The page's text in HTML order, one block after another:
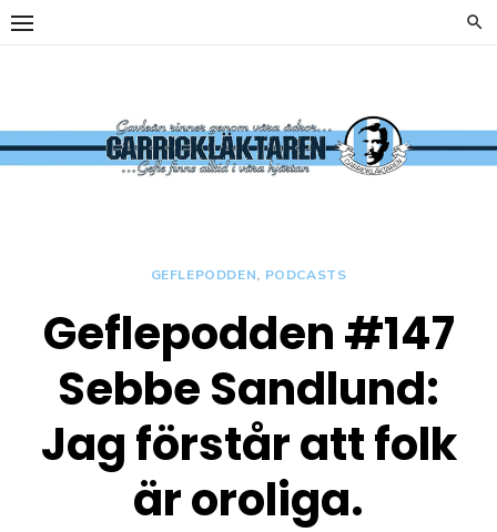
Hoppa
OFFICIELL
SUPPORTERKLUBB TILL
GEFLEPODDEN, PODCASTS
Geflepodden #147
Sebbe Sandlund:
Jag förstår att folk
är oroliga.